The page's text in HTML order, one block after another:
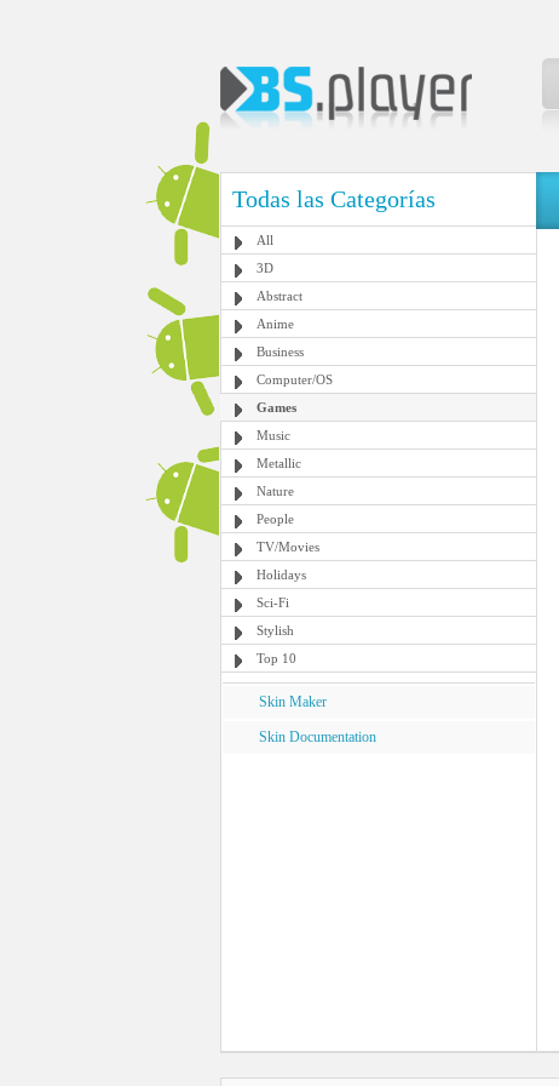
Todas las Categorías
All
3D
Abstract
Anime
Business
Computer/OS
Games
Music
Metallic
Nature
People
TV/Movies
Holidays
Sci-Fi
Stylish
Top 10
Skin Maker
Skin Documentation